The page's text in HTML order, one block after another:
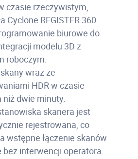
czasie rzeczywistym,
Cyclone REGISTER 360
biurowe do
modelu 3D z
roboczym.
wraz ze
HDR w czasie
niż dwie minuty.
skanera jest
rejestrowana, co
wstępne łączenie skanów
bez interwencji operatora.